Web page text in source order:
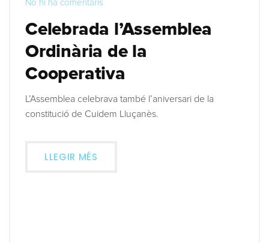
Celebrada l’Assemblea
Ordinària de la
Cooperativa
L’Assemblea celebrava també l’aniversari de la
constitució de Cuidem Lluçanès.
LLEGIR MÉS